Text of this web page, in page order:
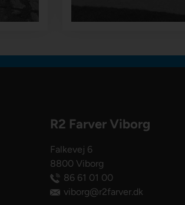
R2 Farver Viborg
Falkevej 6
8800 Viborg
86 61 01 00
viborg@r2farver.dk